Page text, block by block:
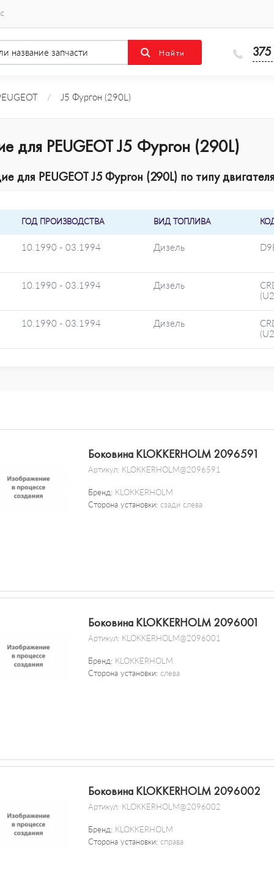
/ J5 Фургон (290L)
для PEUGEOT J5 Фургон (290L)
PEUGEOT J5 Фургон (290L) по типу
ГОД ПРОИЗВОДСТВА ВИД ТОПЛИВА
10.1990 - 03.1994 Дизель
10.1990 - 03.1994 Дизель
10.1990 - 03.1994 Дизель
Боковина KLOKKERHOLM 2096591
Артикул: KLOKKERHOLM@2096591
Бренд: KLOKKERHOLM
Сторона установки: сзади слева
Боковина KLOKKERHOLM 2096001
Артикул: KLOKKERHOLM@2096001
Бренд: KLOKKERHOLM
Сторона установки: слева
Боковина KLOKKERHOLM 2096002
Артикул: KLOKKERHOLM@2096002
Бренд: KLOKKERHOLM
Сторона установки: справа